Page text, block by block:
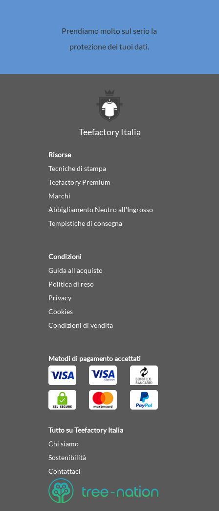
Prendiamo molto sul serio la
protezione dei tuoi dati.
Teefactory Italia
Risorse
Tecniche di stampa
Teefactory Premium
Marchi
Abbigliamento Neutro all'Ingrosso
Tempistiche di consegna
Condizioni
Guida all'acquisto
Politica di reso
Privacy
Cookies
Condizioni di vendita
Metodi di pagamento accettati
Tutto su Teefactory Italia
Chi siamo
Sostenibilità
Contattaci